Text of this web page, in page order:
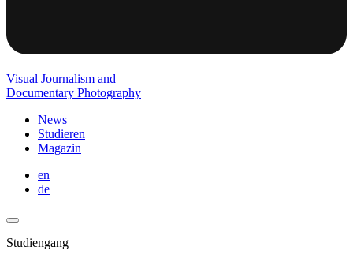
Visual Journalism and
Documentary Photography
News
Studieren
Magazin
en
de
Studiengang